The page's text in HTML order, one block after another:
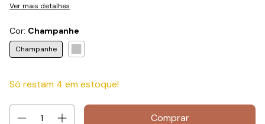
Ver mais detalhes
Cor: Champanhe
Champanhe
Só restam 4 em estoque!